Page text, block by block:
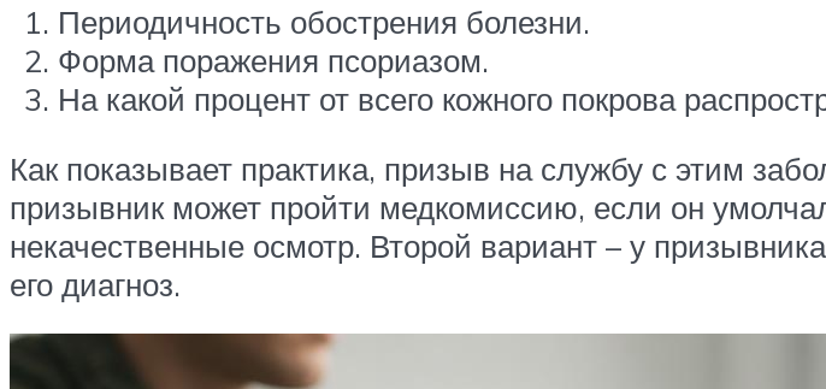
Периодичность обострения болезни.
Форма поражения псориазом.
На какой процент от всего кожного покрова
Как показывает практика, призыв на службу с этим
призывник может пройти медкомиссию, если он
некачественные осмотр. Второй вариант – у
его диагноз.